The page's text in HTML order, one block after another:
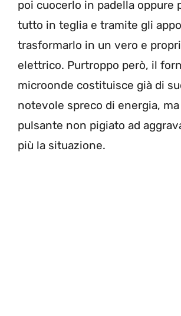
poi cuocerlo in padella oppure
tutto in teglia e tramite gli
trasformarlo in un vero e
elettrico. Purtroppo però, il
microonde costituisce già di
notevole spreco di energia,
pulsante non pigiato ad
più la situazione.